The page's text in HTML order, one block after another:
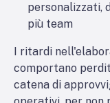
personalizzati,
più team
I ritardi
comportano
catena di